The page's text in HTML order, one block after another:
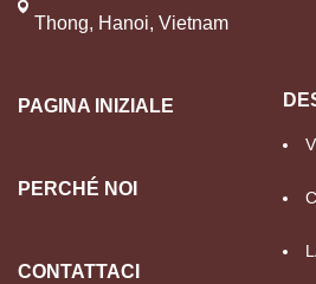
Thong, Hanoi, Vietnam
PAGINA INIZIALE
PERCHÉ NOI
CONTATTACI